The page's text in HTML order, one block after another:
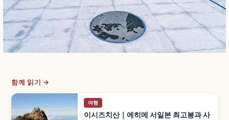
함께 읽기 →
여행
이시즈치산｜에히메 서일본 최고봉과 사